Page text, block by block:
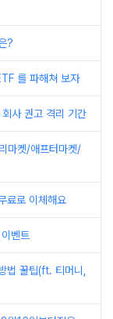
?
를 파해쳐 보자
사 권고 격리 기간
마켓/애프터마켓/
료로 이체해요
벤트
법 꿀팁(ft. 티머니,